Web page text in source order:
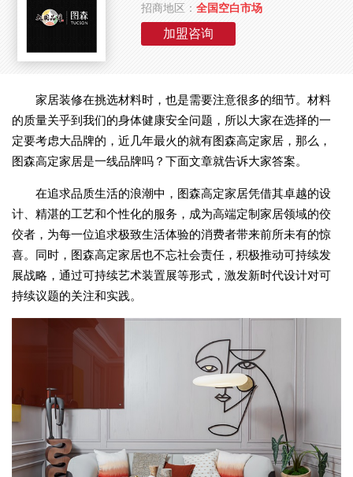
招商地区：全国空白市场
加盟咨询
家居装修在挑选材料时，也是需要注意很多的细节。材料
的质量关乎到我们的身体健康安全问题，所以大家在选择的一
定要考虑大品牌的，近几年最火的就有图森高定家居，那么，
图森高定家居是一线品牌吗？下面文章就告诉大家答案。
在追求品质生活的浪潮中，图森高定家居凭借其卓越的设
计、精湛的工艺和个性化的服务，成为高端定制家居领域的佼
佼者，为每一位追求极致生活体验的消费者带来前所未有的惊
喜。同时，图森高定家居也不忘社会责任，积极推动可持续发
展战略，通过可持续艺术装置展等形式，激发新时代设计对可
持续议题的关注和实践。